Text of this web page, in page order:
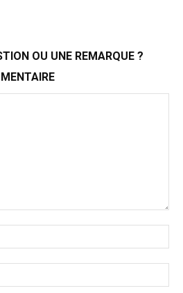
OU UNE REMARQUE ?